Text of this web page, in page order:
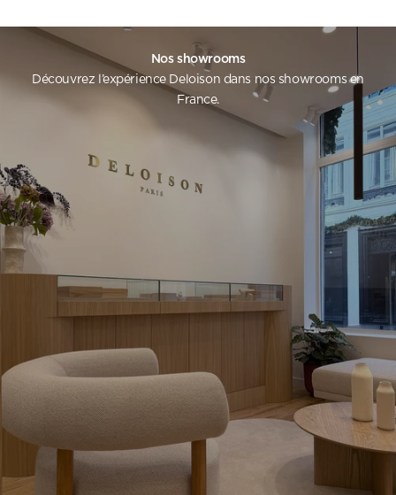
Nos showrooms
Découvrez l’expérience Deloison dans nos showrooms en
France.